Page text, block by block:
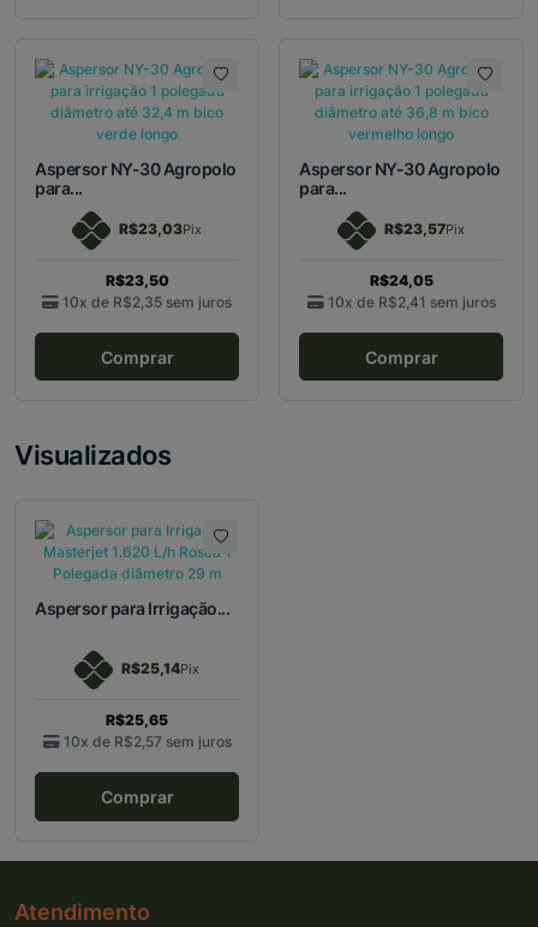
Aspersor NY-30 Agropolo
para...
R$23,03Pix
R$23,50
10x de R$2,35 sem juros
Comprar
Aspersor NY-30 Agropolo
para...
R$23,57Pix
R$24,05
10x de R$2,41 sem juros
Comprar
Visualizados
Aspersor para Irrigação...
R$25,14Pix
R$25,65
10x de R$2,57 sem juros
Comprar
Atendimento